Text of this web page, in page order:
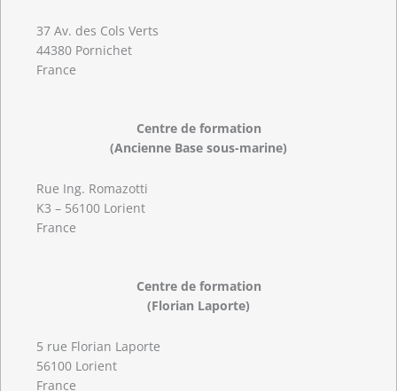
37 Av. des Cols Verts
44380 Pornichet
France
Centre de formation
(Ancienne Base sous-marine)
Rue Ing. Romazotti
K3 – 56100 Lorient
France
Centre de formation
(Florian Laporte)
5 rue Florian Laporte
56100 Lorient
France